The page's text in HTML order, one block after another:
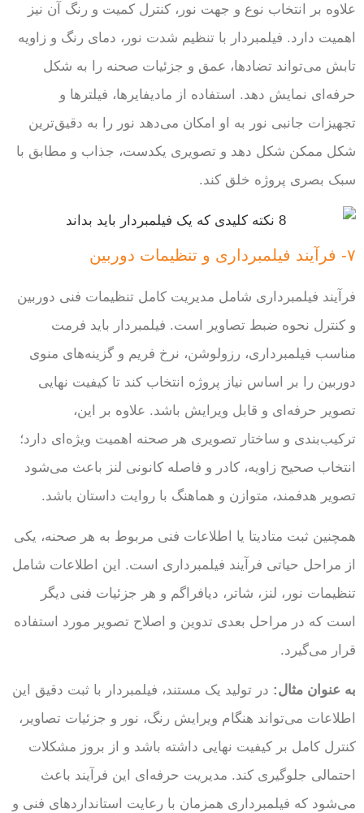
علاوه بر انتخاب نوع و جهت نور، کنترل کمیت و رنگ آن نیز
اهمیت دارد. فیلمبردار با تنظیم شدت نور، دمای رنگ و زاویه
تابش می‌تواند تضادها، عمق و جزئیات صحنه را به شکل
حرفه‌ای نمایش دهد. استفاده از مادیفایرها، فیلترها و
تجهیزات جانبی نور به او امکان می‌دهد نور را به دقیق‌ترین
شکل ممکن شکل دهد و تصویری یکدست، جذاب و مطابق با
سبک بصری پروژه خلق کند.
۷- فرآیند فیلمبرداری و تنظیمات دوربین
فرآیند فیلمبرداری شامل مدیریت کامل تنظیمات فنی دوربین
و کنترل نحوه ضبط تصاویر است. فیلمبردار باید فرمت
مناسب فیلمبرداری، رزولوشن، نرخ فریم و گزینه‌های منوی
دوربین را بر اساس نیاز پروژه انتخاب کند تا کیفیت نهایی
تصویر حرفه‌ای و قابل ویرایش باشد. علاوه بر این،
ترکیب‌بندی و ساختار تصویری هر صحنه اهمیت ویژه‌ای دارد؛
انتخاب صحیح زاویه، کادر و فاصله کانونی لنز باعث می‌شود
تصویر هدفمند، متوازن و هماهنگ با روایت داستان باشد.
همچنین ثبت متادیتا یا اطلاعات فنی مربوط به هر صحنه، یکی
از مراحل حیاتی فرآیند فیلمبرداری است. این اطلاعات شامل
تنظیمات نور، لنز، شاتر، دیافراگم و هر جزئیات فنی دیگر
است که در مراحل بعدی تدوین و اصلاح تصویر مورد استفاده
قرار می‌گیرد.
به عنوان مثال: در تولید یک مستند، فیلمبردار با ثبت دقیق این
اطلاعات می‌تواند هنگام ویرایش رنگ، نور و جزئیات تصاویر،
کنترل کامل بر کیفیت نهایی داشته باشد و از بروز مشکلات
احتمالی جلوگیری کند. مدیریت حرفه‌ای این فرآیند باعث
می‌شود که فیلمبرداری همزمان با رعایت استانداردهای فنی و